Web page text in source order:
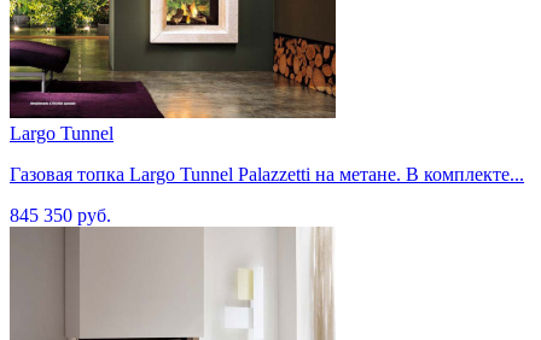
Largo Tunnel
Газовая топка Largo Tunnel Palazzetti на метане. В комплекте...
845 350 руб.